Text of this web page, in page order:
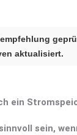
aktualisiert.
ein
sein,